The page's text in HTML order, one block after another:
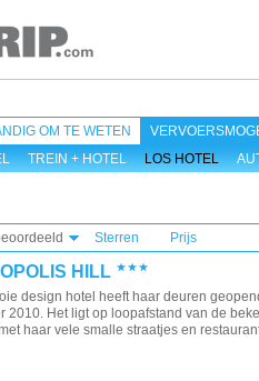
OM TE WETEN
TREIN + HOTEL LOS HOTEL
Sterren Prijs
HILL
design hotel heeft haar deuren
2010. Het ligt op loopafstand van de
haar vele smalle straatjes en